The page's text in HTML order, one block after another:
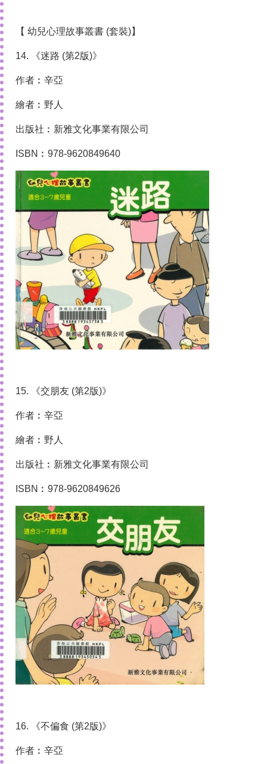
【 幼兒心理故事叢書 (套裝)】
14. 《迷路 (第2版)》
作者︰辛亞
繪者︰野人
出版社︰新雅文化事業有限公司
ISBN︰978-9620849640
15. 《交朋友 (第2版)》
作者︰辛亞
繪者︰野人
出版社︰新雅文化事業有限公司
ISBN︰978-9620849626
16. 《不偏食 (第2版)》
作者︰辛亞